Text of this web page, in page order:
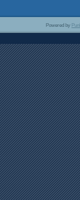
Powered by